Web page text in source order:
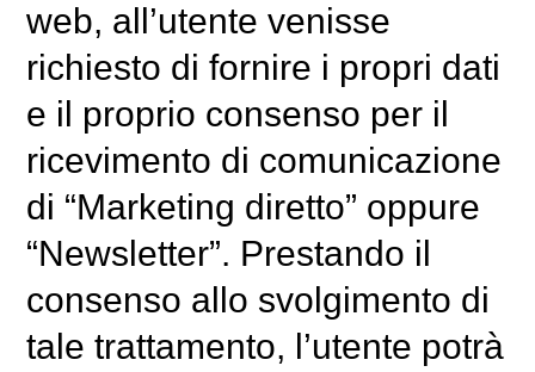
web, all’utente venisse
richiesto di fornire i propri dati
e il proprio consenso per il
ricevimento di comunicazione
di “Marketing diretto” oppure
“Newsletter”. Prestando il
consenso allo svolgimento di
tale trattamento, l’utente potrà